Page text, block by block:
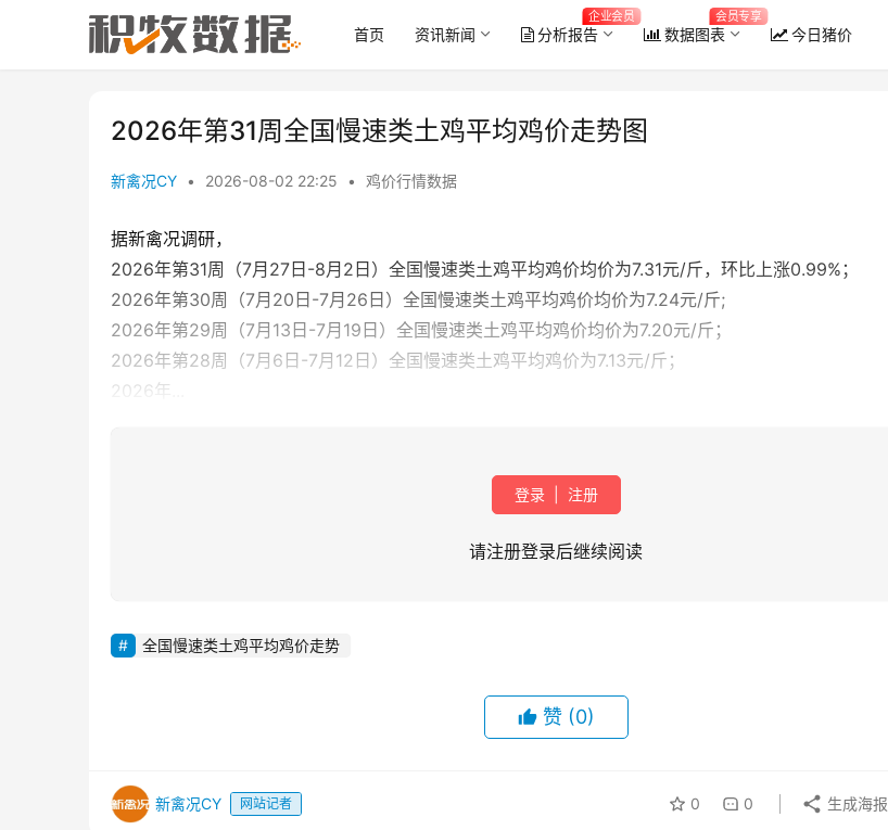
首页 资讯新闻 分析报告
企业会员
数据图表
会员专享
今日猪价
2026年第31周全国慢速类土鸡平均鸡价走势图
新禽况CY • 2026-08-02 22:25 • 鸡价行情数据
据新禽况调研，
2026年第31周（7月27日-8月2日）全国慢速类土鸡平均鸡价均价为7.31元/斤，环比上涨0.99%；
2026年第30周（7月20日-7月26日）全国慢速类土鸡平均鸡价均价为7.24元/斤;
2026年第29周（7月13日-7月19日）全国慢速类土鸡平均鸡价均价为7.20元/斤；
2026年第28周（7月6日-7月12日）全国慢速类土鸡平均鸡价为7.13元/斤；
2026年...
登录 注册
请注册登录后继续阅读
全国慢速类土鸡平均鸡价走势
赞 (0)
新禽况CY 网站记者 0 0 生成海报